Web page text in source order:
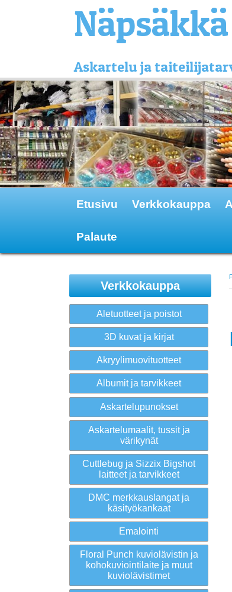
Näpsäkkä
Askartelu ja
Etusivu Verkkokauppa
Palaute
Verkkokauppa
Aletuotteet ja poistot
3D kuvat ja kirjat
Akryylimuovituotteet
Albumit ja tarvikkeet
Askartelupunokset
Askartelumaalit, tussit ja
värikynät
Cuttlebug ja Sizzix Bigshot
laitteet ja tarvikkeet
DMC merkkauslangat ja
käsityökankaat
Emalointi
Floral Punch kuviolävistin ja
kohokuviointilaite ja muut
kuviolävistimet